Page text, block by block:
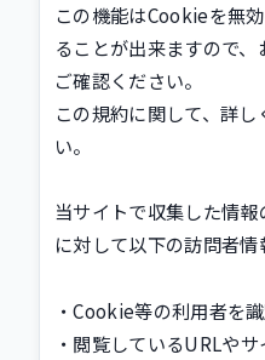
この機能はCookieを無
ることが出来ますので
ご確認ください。
この規約に関して、詳し
い。
当サイトで収集した情
に対して以下の訪問者情
・Cookie等の利用者を
・閲覧しているURLや